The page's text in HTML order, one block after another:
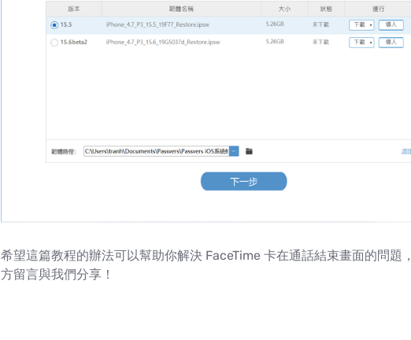
希望這篇教程的辦法可以幫助你解決 FaceTime 卡在通話結束畫面的問題
方留言與我們分享！